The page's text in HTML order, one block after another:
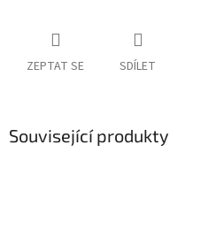
ZEPTAT SE SDÍLET
Související produkty